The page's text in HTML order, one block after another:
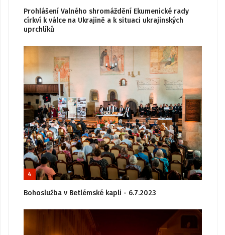
Prohlášení Valného shromáždění Ekumenické rady
církví k válce na Ukrajině a k situaci ukrajinských
uprchlíků
4
Bohoslužba v Betlémské kapli - 6.7.2023